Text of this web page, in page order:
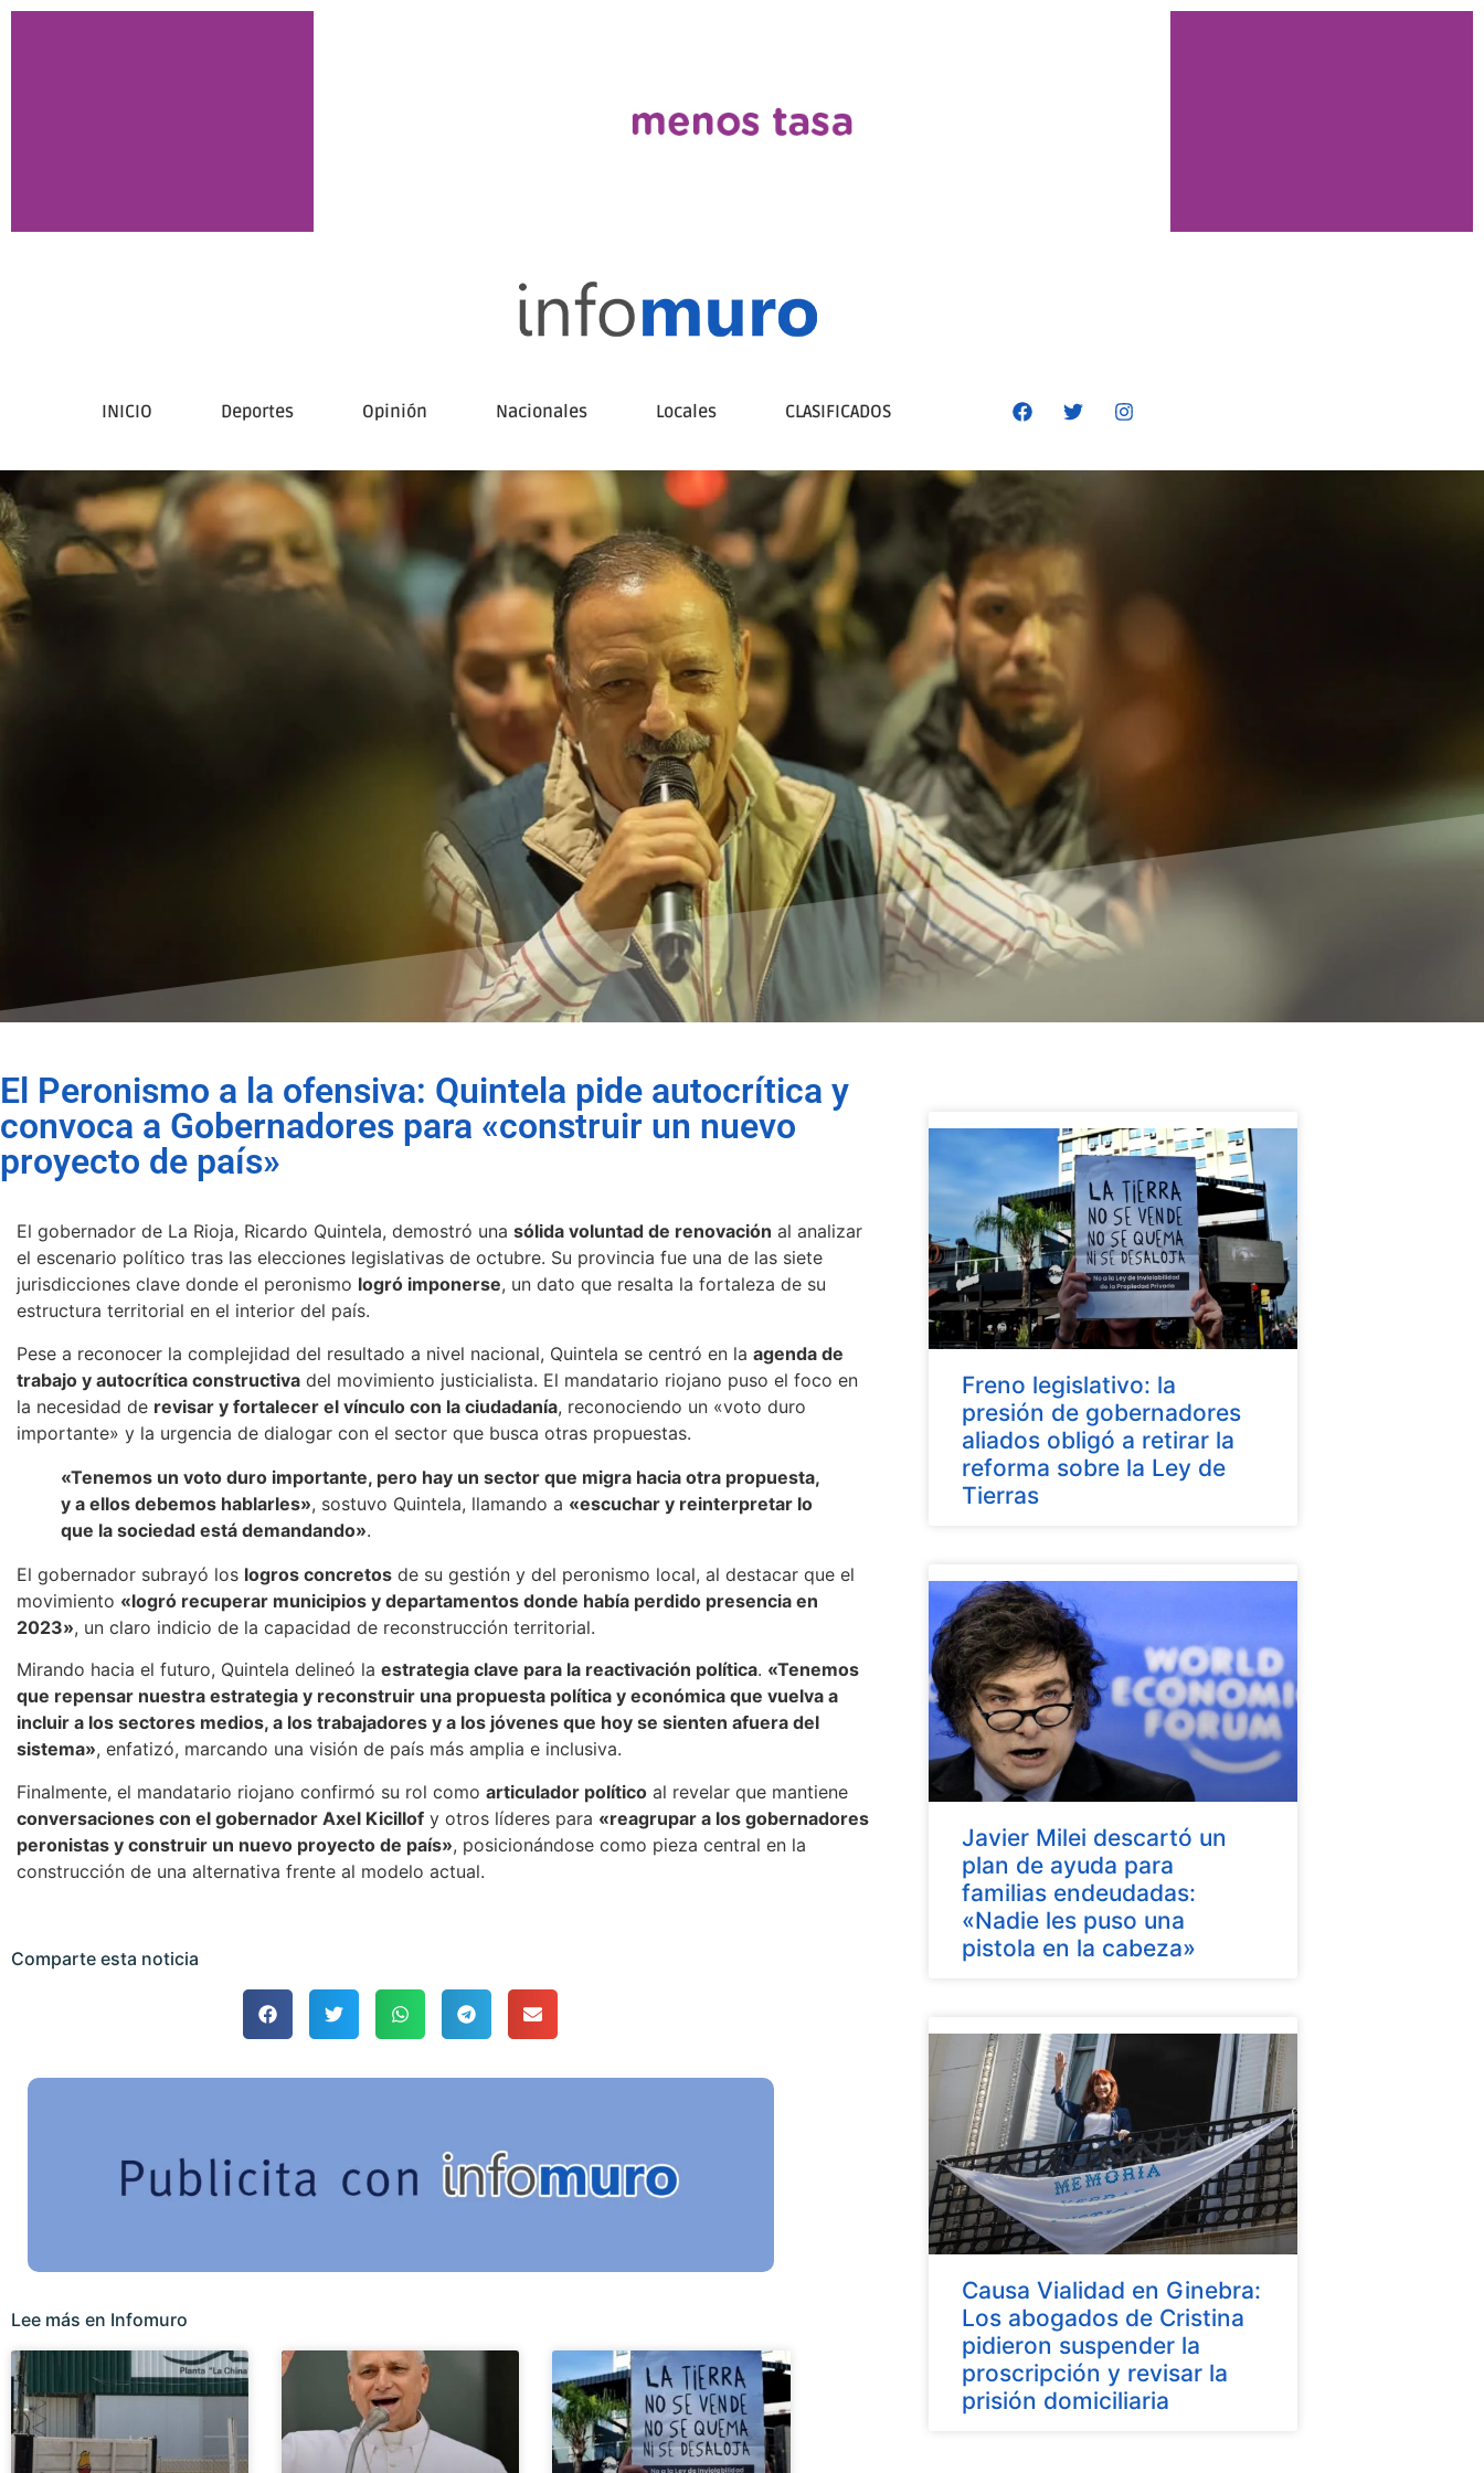
INICIO Deportes Opinión Nacionales Locales CLASIFICADOS
El Peronismo a la ofensiva: Quintela pide autocrítica y
convoca a Gobernadores para «construir un nuevo
proyecto de país»
El gobernador de La Rioja, Ricardo Quintela, demostró una sólida voluntad de renovación al analizar
el escenario político tras las elecciones legislativas de octubre. Su provincia fue una de las siete
jurisdicciones clave donde el peronismo logró imponerse, un dato que resalta la fortaleza de su
estructura territorial en el interior del país.
Pese a reconocer la complejidad del resultado a nivel nacional, Quintela se centró en la agenda de
trabajo y autocrítica constructiva del movimiento justicialista. El mandatario riojano puso el foco en
la necesidad de revisar y fortalecer el vínculo con la ciudadanía, reconociendo un «voto duro
importante» y la urgencia de dialogar con el sector que busca otras propuestas.
«Tenemos un voto duro importante, pero hay un sector que migra hacia otra propuesta,
y a ellos debemos hablarles», sostuvo Quintela, llamando a «escuchar y reinterpretar lo
que la sociedad está demandando».
El gobernador subrayó los logros concretos de su gestión y del peronismo local, al destacar que el
movimiento «logró recuperar municipios y departamentos donde había perdido presencia en
2023», un claro indicio de la capacidad de reconstrucción territorial.
Mirando hacia el futuro, Quintela delineó la estrategia clave para la reactivación política. «Tenemos
que repensar nuestra estrategia y reconstruir una propuesta política y económica que vuelva a
incluir a los sectores medios, a los trabajadores y a los jóvenes que hoy se sienten afuera del
sistema», enfatizó, marcando una visión de país más amplia e inclusiva.
Finalmente, el mandatario riojano confirmó su rol como articulador político al revelar que mantiene
conversaciones con el gobernador Axel Kicillof y otros líderes para «reagrupar a los gobernadores
peronistas y construir un nuevo proyecto de país», posicionándose como pieza central en la
construcción de una alternativa frente al modelo actual.
Comparte esta noticia
Lee más en Infomuro
Freno legislativo: la
presión de gobernadores
aliados obligó a retirar la
reforma sobre la Ley de
Tierras
Javier Milei descartó un
plan de ayuda para
familias endeudadas:
«Nadie les puso una
pistola en la cabeza»
Causa Vialidad en Ginebra:
Los abogados de Cristina
pidieron suspender la
proscripción y revisar la
prisión domiciliaria